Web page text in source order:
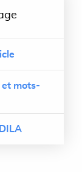
et mots-